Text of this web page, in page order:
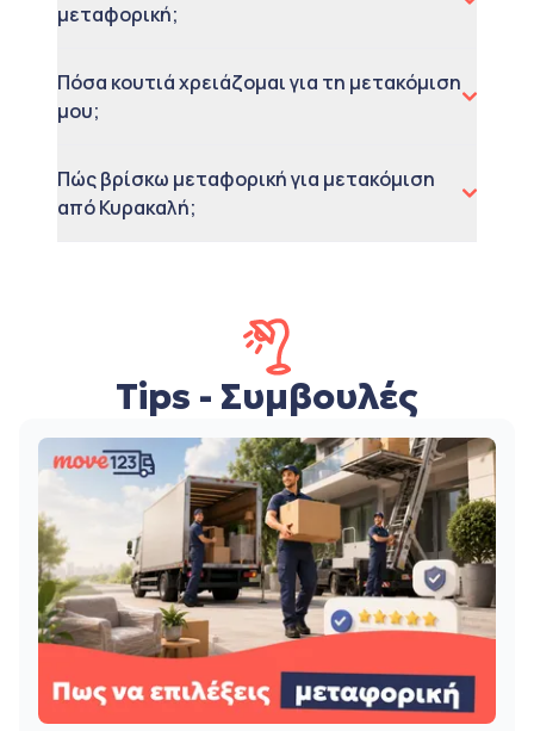
μεταφορική;
Πόσα κουτιά χρειάζομαι για τη μετακόμιση
μου;
Πώς βρίσκω μεταφορική για μετακόμιση
από Κυρακαλή;
Tips - Συμβουλές